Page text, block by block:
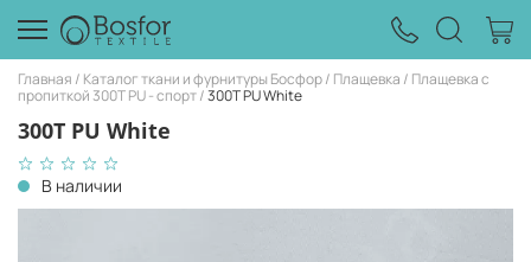
Главная Каталог ткани и фурнитуры Босфор Плащевка
Плащевка с
пропиткой 300Т PU - спорт 300Т PU White
300Т PU White
В наличии